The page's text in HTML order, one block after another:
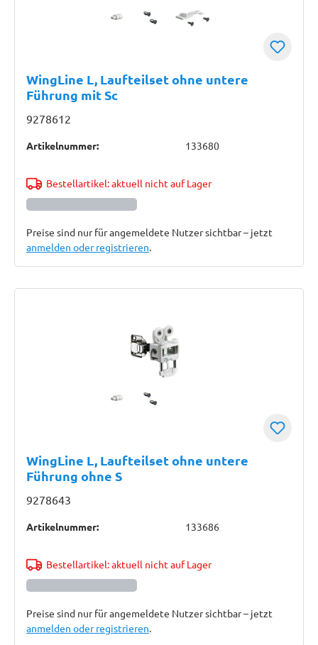
WingLine L, Laufteilset ohne untere
Führung mit Sc
9278612
Artikelnummer: 133680
Bestellartikel: aktuell nicht auf Lager
Preise sind nur für angemeldete Nutzer sichtbar – jetzt
anmelden oder registrieren.
WingLine L, Laufteilset ohne untere
Führung ohne S
9278643
Artikelnummer: 133686
Bestellartikel: aktuell nicht auf Lager
Preise sind nur für angemeldete Nutzer sichtbar – jetzt
anmelden oder registrieren.